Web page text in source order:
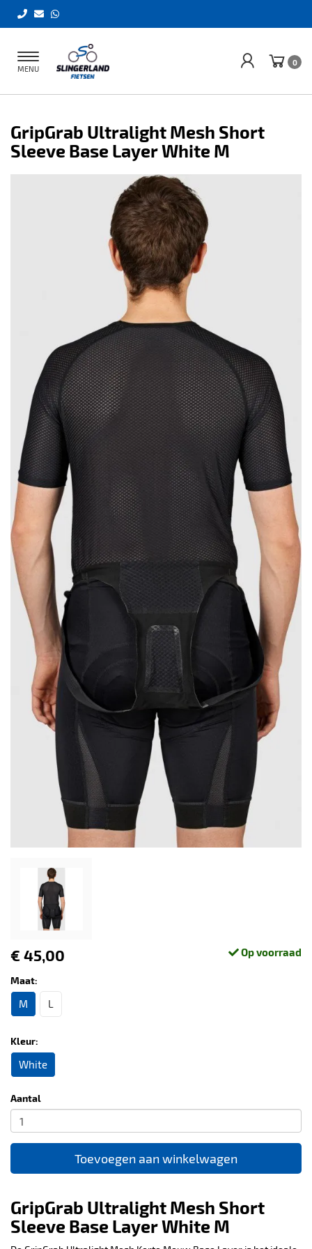
Toggle
navigation
MENU
0
GripGrab Ultralight Mesh Short
Sleeve Base Layer White M
€ 45,00 Op voorraad
Maat:
M L
Kleur:
White
Aantal
Toevoegen aan winkelwagen
GripGrab Ultralight Mesh Short
Sleeve Base Layer White M